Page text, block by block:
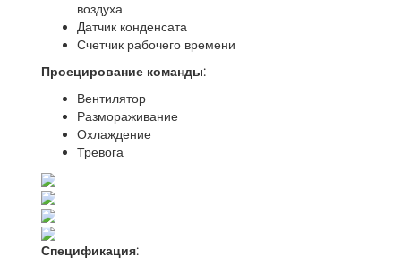
воздуха
Датчик конденсата
Счетчик рабочего времени
Проецирование команды:
Вентилятор
Размораживание
Охлаждение
Тревога
Спецификация: